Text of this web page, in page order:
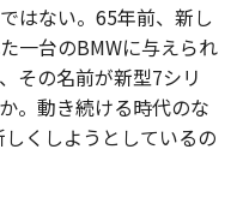
はない。65年前、新し
一台のBMWに与えられ
その名前が新型7シリ
。動き続ける時代のな
くしようとしているの